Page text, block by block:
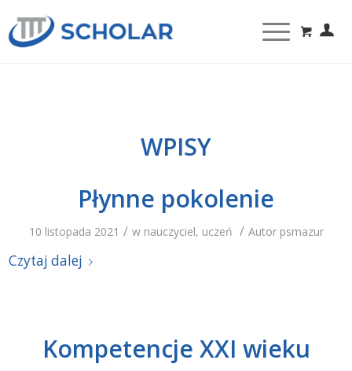
WPISY
Płynne pokolenie
10 listopada 2021 / w nauczyciel, uczeń / Autor psmazur
Czytaj dalej
Kompetencje XXI wieku